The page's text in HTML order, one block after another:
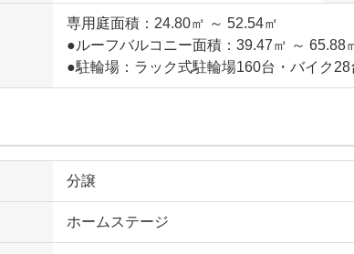
専用庭面積：24.80㎡ ～ 52.54㎡
●ルーフバルコニー面積：39.47㎡ ～ 65.88
●駐輪場：ラック式駐輪場160台・バイク
分譲
ホームステージ